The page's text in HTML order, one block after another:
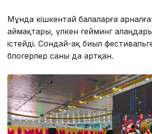
Мұнда кішкентай балаларға
аймақтары, үлкен гейминг
істейді. Сондай-ақ биыл
блогерлер саны да артқан.